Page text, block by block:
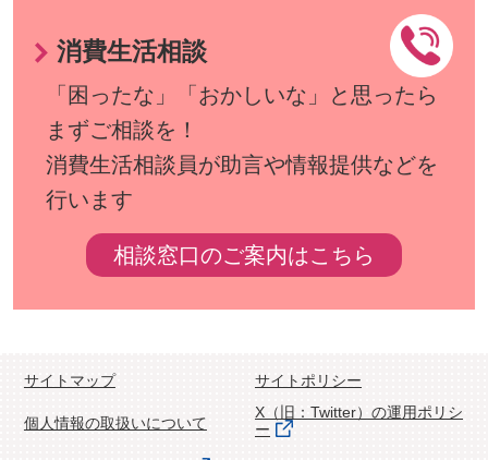
消費生活相談
「困ったな」「おかしいな」と思ったら
まずご相談を！
消費生活相談員が助言や情報提供などを
行います
相談窓口のご案内はこちら
サイトマップ サイトポリシー
個人情報の取扱いについて
X（旧：Twitter）の運用ポリシ
ー